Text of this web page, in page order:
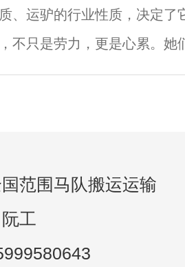
法把工程设备材料运至施工
、运驴的行业性质，决定了
不只是劳力，更是心累。她
应对恶劣的自然环境和恶劣
范围马队搬运运输
工